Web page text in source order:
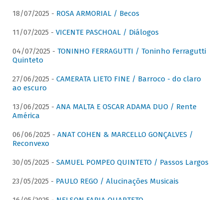
18/07/2025 - ROSA ARMORIAL / Becos
11/07/2025 - VICENTE PASCHOAL / Diálogos
04/07/2025 - TONINHO FERRAGUTTI / Toninho Ferragutti
Quinteto
27/06/2025 - CAMERATA LIETO FINE / Barroco - do claro
ao escuro
13/06/2025 - ANA MALTA E OSCAR ADAMA DUO / Rente
América
06/06/2025 - ANAT COHEN & MARCELLO GONÇALVES /
Reconvexo
30/05/2025 - SAMUEL POMPEO QUINTETO / Passos Largos
23/05/2025 - PAULO REGO / Alucinações Musicais